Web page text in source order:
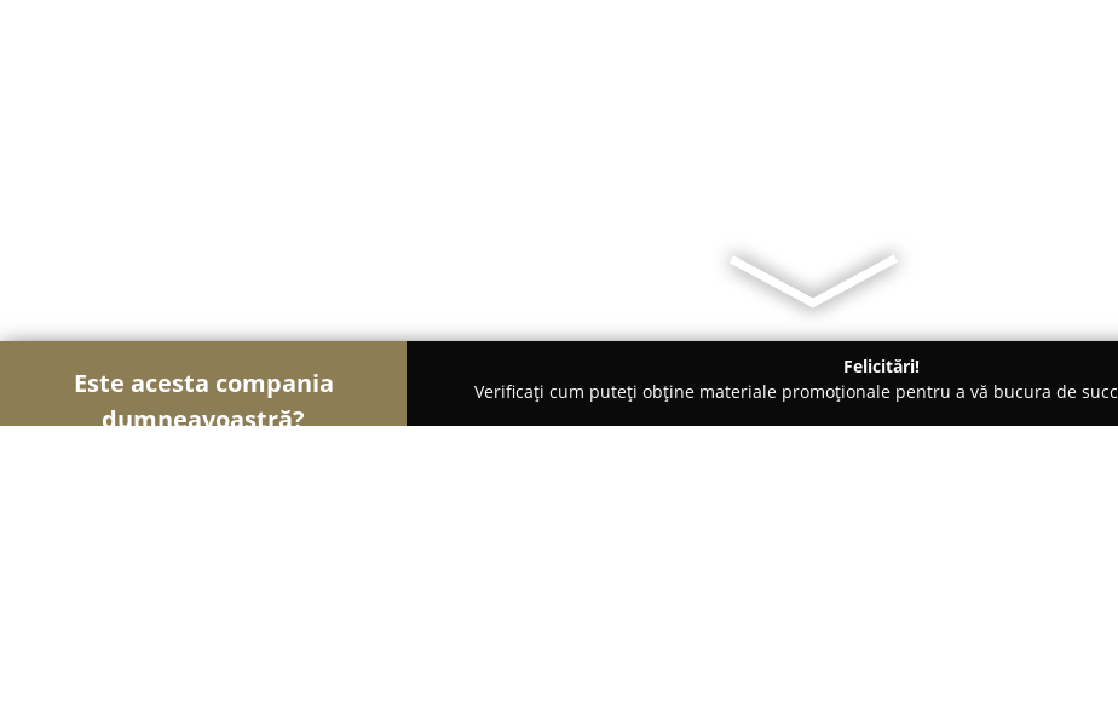
Este acesta compania
dumneavoastră?
Felicitări!
Verificați cum puteți obține materiale promoționale pentru a vă bucura de